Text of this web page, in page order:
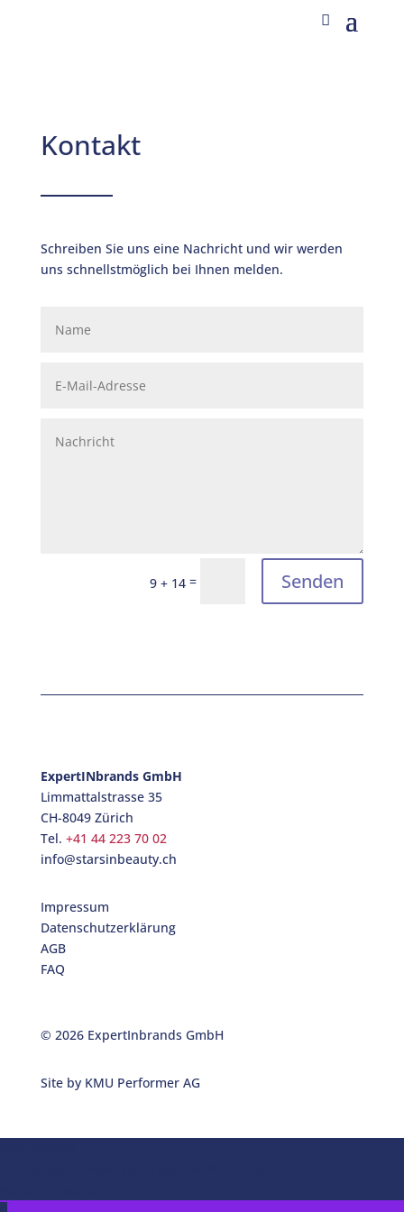
Kontakt
Schreiben Sie uns eine Nachricht und wir werden
uns schnellstmöglich bei Ihnen melden.
9 + 14 = Senden
ExpertINbrands GmbH
Limmattalstrasse 35
CH-8049 Zürich
Tel. +41 44 223 70 02
info@starsinbeauty.ch
Impressum
Datenschutzerklärung
AGB
FAQ
© 2026 ExpertInbrands GmbH
Site by KMU Performer AG